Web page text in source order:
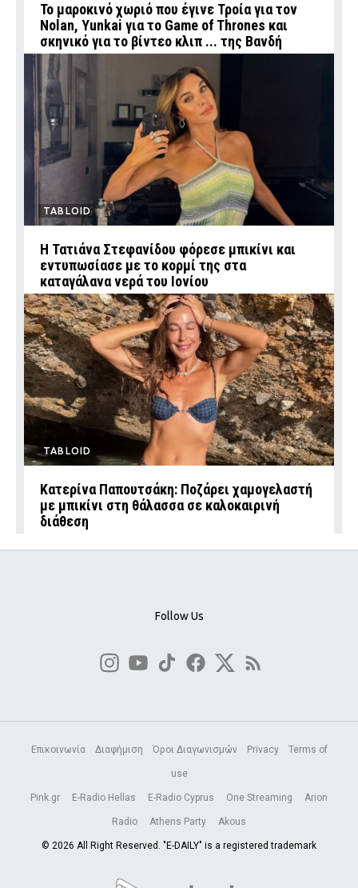
Το μαροκινό χωριό που έγινε Τροία για τον
Nolan, Yunkai για το Game of Thrones και
σκηνικό για το βίντεο κλιπ ... της Βανδή
TABLOID
Η Τατιάνα Στεφανίδου φόρεσε μπικίνι και
εντυπωσίασε με το κορμί της στα
καταγάλανα νερά του Ιονίου
TABLOID
Κατερίνα Παπουτσάκη: Ποζάρει χαμογελαστή
με μπικίνι στη θάλασσα σε καλοκαιρινή
διάθεση
Follow Us
Επικοινωνία Διαφήμιση Όροι Διαγωνισμών Privacy Terms of
use
Pink.gr E-Radio Hellas E-Radio Cyprus One Streaming Arion
Radio Athens Party Akous
© 2026 All Right Reserved. "E-DAILY" is a registered trademark